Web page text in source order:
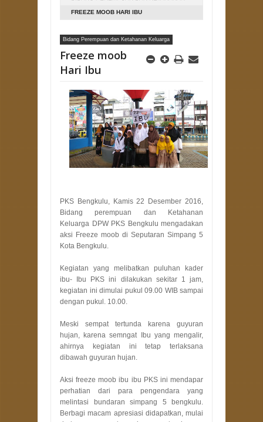
KELUARGA
FREEZE MOOB HARI IBU
Bidang Perempuan dan Ketahanan Keluarga
Freeze moob
Hari Ibu
PKS Bengkulu, Kamis 22 Desember 2016,
Bidang perempuan dan Ketahanan
Keluarga DPW PKS Bengkulu mengadakan
aksi Freeze moob di Seputaran Simpang 5
Kota Bengkulu.
Kegiatan yang melibatkan puluhan kader
ibu- Ibu PKS ini dilakukan sekitar 1 jam,
kegiatan ini dimulai pukul 09.00 WIB sampai
dengan pukul. 10.00.
Meski sempat tertunda karena guyuran
hujan, karena semngat Ibu yang mengalir,
ahirnya kegiatan ini tetap terlaksana
dibawah guyuran hujan.
Aksi freeze moob ibu ibu PKS ini mendapar
perhatian dari para pengendara yang
melintasi bundaran simpang 5 bengkulu.
Berbagi macam apresiasi didapatkan, mulai